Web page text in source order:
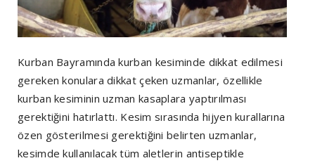
Kurban Bayramında kurban kesiminde dikkat edilmesi
gereken konulara dikkat çeken uzmanlar, özellikle
kurban kesiminin uzman kasaplara yaptırılması
gerektiğini hatırlattı. Kesim sırasında hijyen kurallarına
özen gösterilmesi gerektiğini belirten uzmanlar,
kesimde kullanılacak tüm aletlerin antiseptikle